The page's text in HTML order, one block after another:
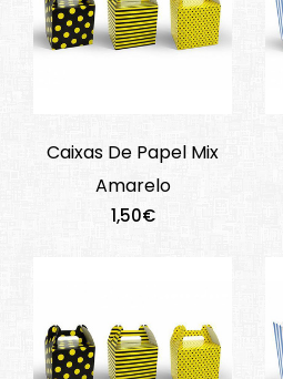
Caixas De Papel Mix
Amarelo
1,50€